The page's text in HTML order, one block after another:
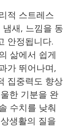
적 스트레스
새, 느낌을 동
안정됩니다.
삶에서 쉽게
가 뛰어나며,
집중력도 향상
한 기분을 완
수치를 낮춰
생활의 질을